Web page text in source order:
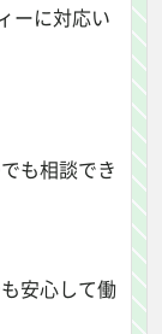
ーに対応い
も相談でき
安心して働